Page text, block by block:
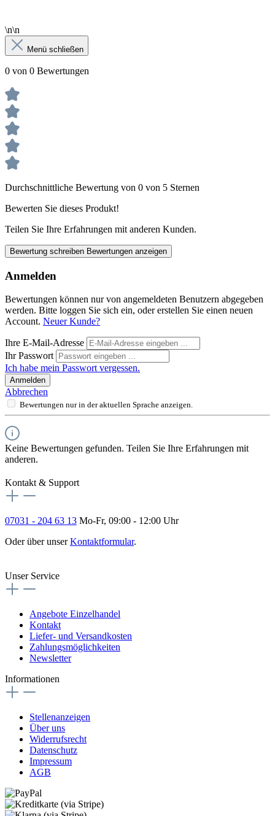
\n\n
Menü schließen
0 von 0 Bewertungen
Durchschnittliche Bewertung von 0 von 5 Sternen
Bewerten Sie dieses Produkt!
Teilen Sie Ihre Erfahrungen mit anderen Kunden.
Bewertung schreiben Bewertungen anzeigen
Anmelden
Bewertungen können nur von angemeldeten Benutzern abgegeben
werden. Bitte loggen Sie sich ein, oder erstellen Sie einen neuen
Account. Neuer Kunde?
Ihre E-Mail-Adresse
Ihr Passwort
Ich habe mein Passwort vergessen.
Anmelden
Abbrechen
Bewertungen nur in der aktuellen Sprache anzeigen.
Keine Bewertungen gefunden. Teilen Sie Ihre Erfahrungen mit
anderen.
Kontakt & Support
07031 - 204 63 13 Mo-Fr, 09:00 - 12:00 Uhr
Oder über unserKontaktformular.
Unser Service
Angebote Einzelhandel
Kontakt
Liefer- und Versandkosten
Zahlungsmöglichkeiten
Newsletter
Informationen
Stellenanzeigen
Über uns
Widerrufsrecht
Datenschutz
Impressum
AGB